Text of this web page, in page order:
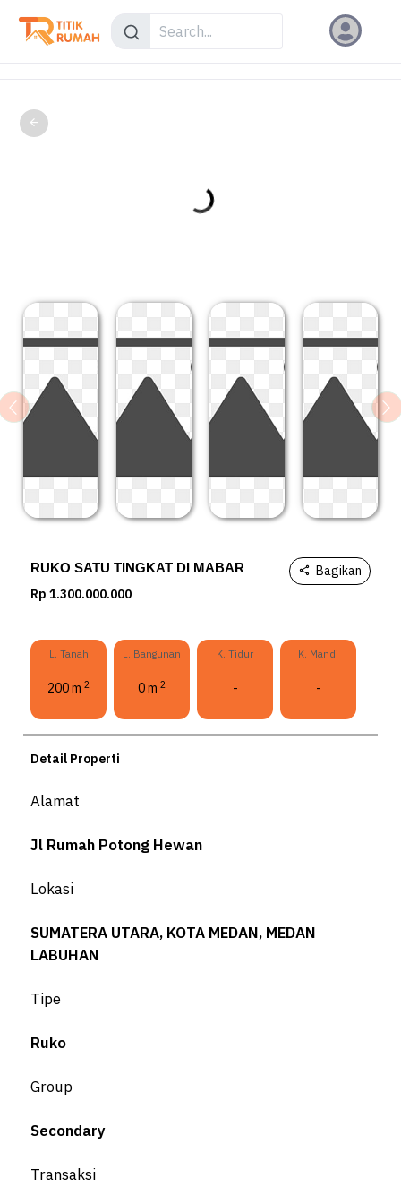
Previous
RUKO SATU TINGKAT DI MABAR
Bagikan
Rp 1.300.000.000
L. Tanah
200 m 2
L. Bangunan
0 m 2
K. Tidur
-
K. Mandi
-
Detail Properti
Alamat
Jl Rumah Potong Hewan
Lokasi
SUMATERA UTARA, KOTA MEDAN, MEDAN
LABUHAN
Tipe
Ruko
Group
Secondary
Transaksi